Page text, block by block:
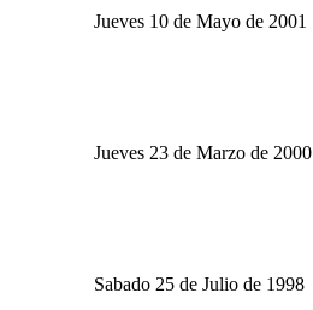
Jueves 10 de Mayo de 2001
Jueves 23 de Marzo de 2000
Sabado 25 de Julio de 1998